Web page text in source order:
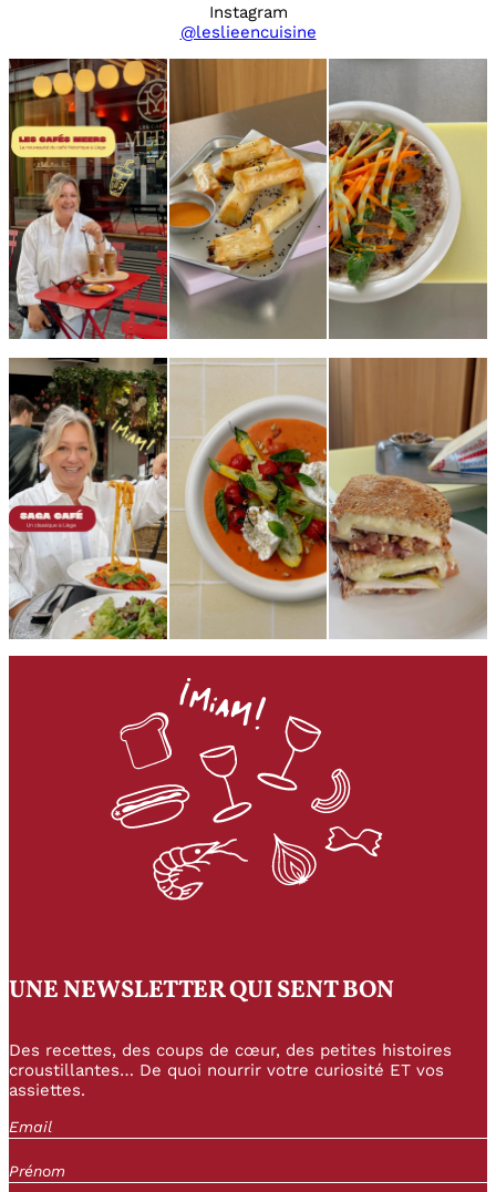
Instagram
@leslieencuisine
UNE NEWSLETTER QUI SENT BON
Des recettes, des coups de cœur, des petites histoires
croustillantes… De quoi nourrir votre curiosité ET vos
assiettes.